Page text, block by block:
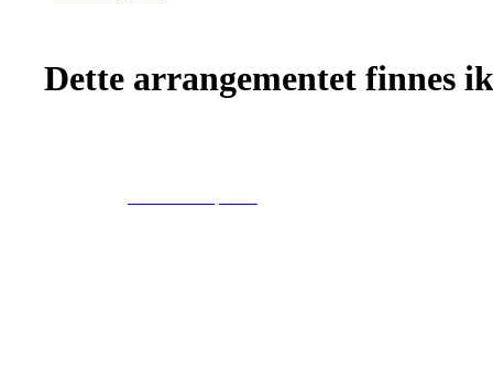
Dette arrangementet finnes